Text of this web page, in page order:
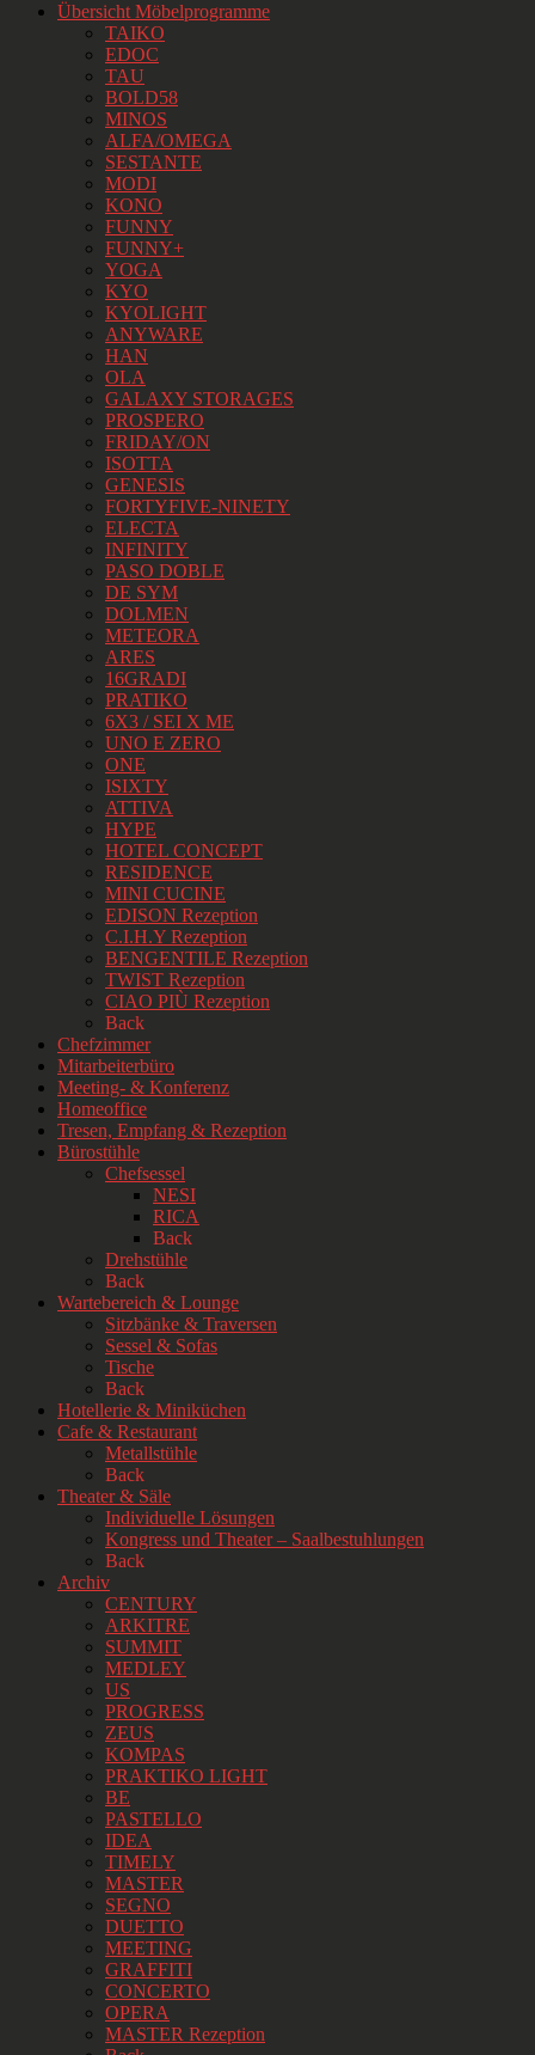
Übersicht Möbelprogramme
TAIKO
EDOC
TAU
BOLD58
MINOS
ALFA/OMEGA
SESTANTE
MODI
KONO
FUNNY
FUNNY+
YOGA
KYO
KYOLIGHT
ANYWARE
HAN
OLA
GALAXY STORAGES
PROSPERO
FRIDAY/ON
ISOTTA
GENESIS
FORTYFIVE-NINETY
ELECTA
INFINITY
PASO DOBLE
DE SYM
DOLMEN
METEORA
ARES
16GRADI
PRATIKO
6X3 / SEI X ME
UNO E ZERO
ONE
ISIXTY
ATTIVA
HYPE
HOTEL CONCEPT
RESIDENCE
MINI CUCINE
EDISON Rezeption
C.I.H.Y Rezeption
BENGENTILE Rezeption
TWIST Rezeption
CIAO PIÙ Rezeption
Back
Chefzimmer
Mitarbeiterbüro
Meeting- & Konferenz
Homeoffice
Tresen, Empfang & Rezeption
Bürostühle
Chefsessel
NESI
RICA
Back
Drehstühle
Back
Wartebereich & Lounge
Sitzbänke & Traversen
Sessel & Sofas
Tische
Back
Hotellerie & Miniküchen
Cafe & Restaurant
Metallstühle
Back
Theater & Säle
Individuelle Lösungen
Kongress und Theater – Saalbestuhlungen
Back
Archiv
CENTURY
ARKITRE
SUMMIT
MEDLEY
US
PROGRESS
ZEUS
KOMPAS
PRAKTIKO LIGHT
BE
PASTELLO
IDEA
TIMELY
MASTER
SEGNO
DUETTO
MEETING
GRAFFITI
CONCERTO
OPERA
MASTER Rezeption